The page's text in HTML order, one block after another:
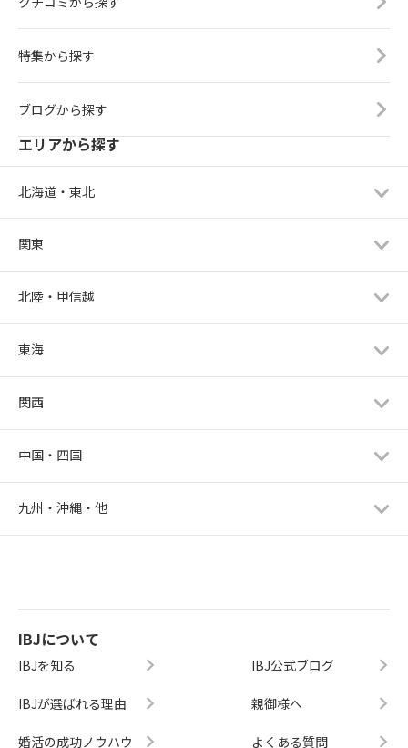
特集から探す
ブログから探す
エリアから探す
北海道・東北
関東
北陸・甲信越
東海
関西
中国・四国
九州・沖縄・他
IBJについて
IBJを知る
IBJが選ばれる理由
婚活の成功ノウハウ
IBJ公式ブログ
親御様へ
よくある質問